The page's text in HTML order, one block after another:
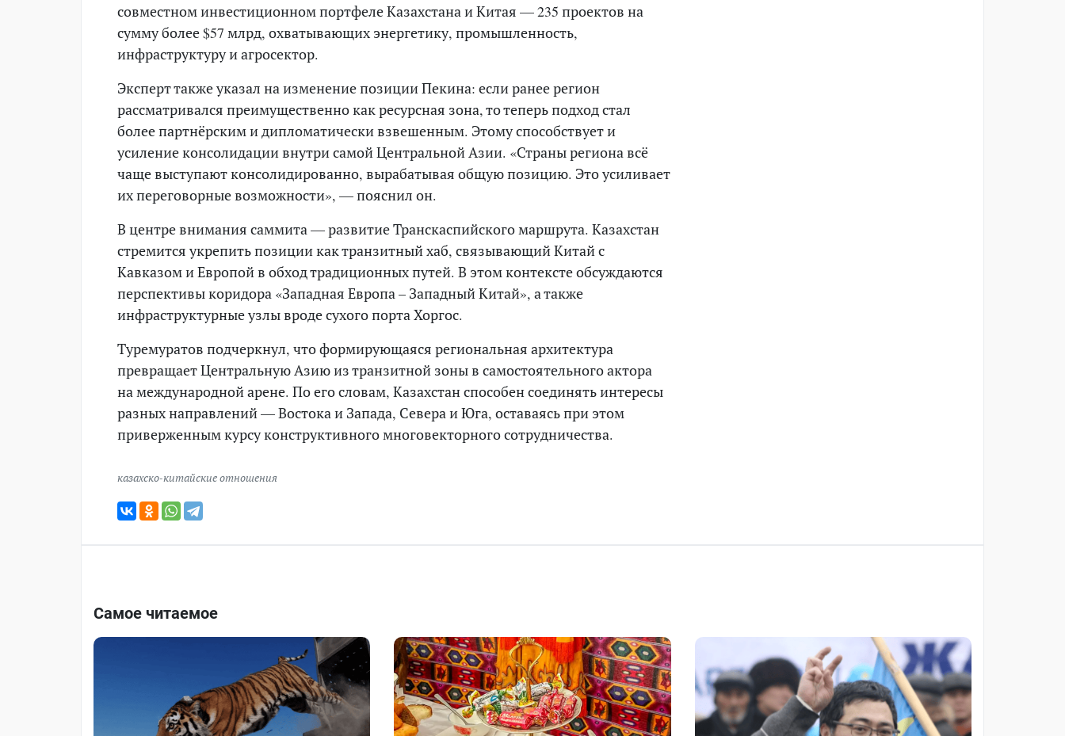
совместном инвестиционном портфеле Казахстана и Китая — 235 проектов на
сумму более $57 млрд, охватывающих энергетику, промышленность,
инфраструктуру и агросектор.
Эксперт также указал на изменение позиции Пекина: если ранее регион
рассматривался преимущественно как ресурсная зона, то теперь подход стал
более партнёрским и дипломатически взвешенным. Этому способствует и
усиление консолидации внутри самой Центральной Азии. «Страны региона всё
чаще выступают консолидированно, вырабатывая общую позицию. Это усиливает
их переговорные возможности», — пояснил он.
В центре внимания саммита — развитие Транскаспийского маршрута. Казахстан
стремится укрепить позиции как транзитный хаб, связывающий Китай с
Кавказом и Европой в обход традиционных путей. В этом контексте обсуждаются
перспективы коридора «Западная Европа – Западный Китай», а также
инфраструктурные узлы вроде сухого порта Хоргос.
Туремуратов подчеркнул, что формирующаяся региональная архитектура
превращает Центральную Азию из транзитной зоны в самостоятельного актора
на международной арене. По его словам, Казахстан способен соединять интересы
разных направлений — Востока и Запада, Севера и Юга, оставаясь при этом
приверженным курсу конструктивного многовекторного сотрудничества.
казахско-китайские отношения
Самое читаемое